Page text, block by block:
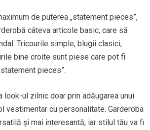
de puterea „statement pieces”,
câteva articole basic, care să
Tricourile simple, blugii clasici,
bine croite sunt piese care pot fi
pieces”.
ul zilnic doar prin adăugarea unui
vestimentar cu personalitate. Garderoba
și mai interesantă, iar stilul tău va fi